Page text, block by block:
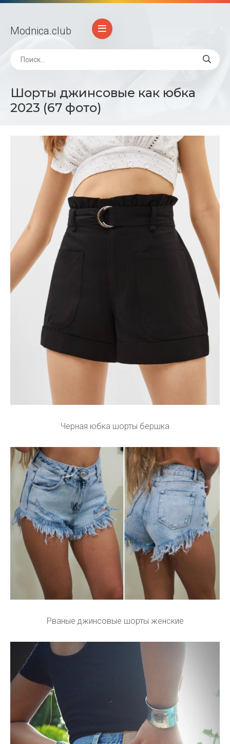
Modnica.club
Шорты джинсовые как юбка
2023 (67 фото)
Черная юбка шорты бершка
Рваные джинсовые шорты женские